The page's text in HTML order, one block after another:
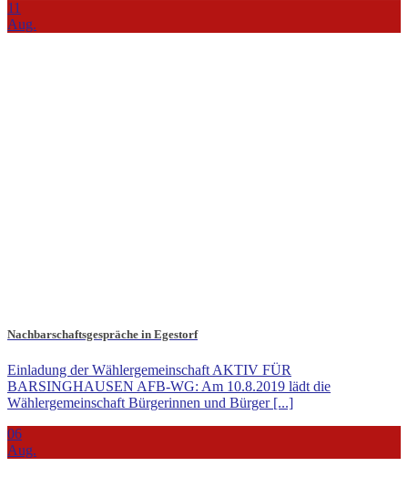
11
Aug.
Nachbarschaftsgespräche in Egestorf
Einladung der Wählergemeinschaft AKTIV FÜR
BARSINGHAUSEN AFB-WG: Am 10.8.2019 lädt die
Wählergemeinschaft Bürgerinnen und Bürger [...]
06
Aug.